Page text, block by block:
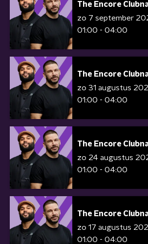
The Encore
zo 7 september
01:00 - 04:00
The Encore
zo 31 augustus
01:00 - 04:00
The Encore
zo 24 augustus
01:00 - 04:00
The Encore
zo 17 augustus
01:00 - 04:00